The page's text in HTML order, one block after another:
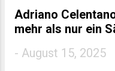
wirtschaftlich eng
verzahnt wurde.
spezialisierten
europäischer
Adriano
mehr als nur ein
- August 15, 2025